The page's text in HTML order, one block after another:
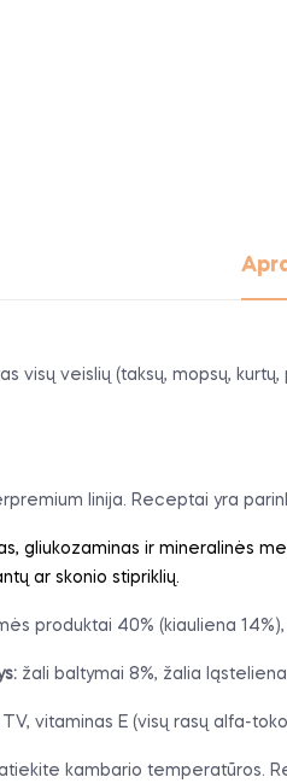
visų veislių (taksų, mopsų,
linija. Receptai yra
gliukozaminas ir mineralinės
ar skonio stipriklių.
produktai 40% (kiauliena
žali baltymai 8%, žalia
vitaminas E (visų rasų alfa-
kambario temperatūros.